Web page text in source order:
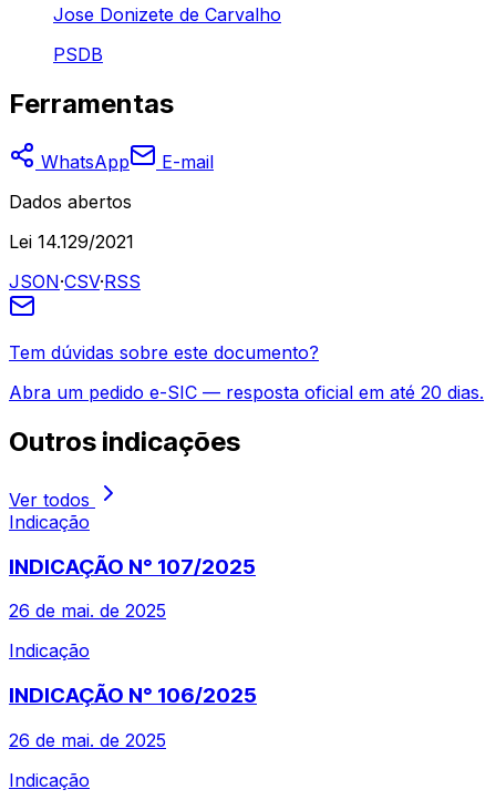
Jose Donizete de Carvalho
PSDB
Ferramentas
WhatsApp
E-mail
Dados abertos
Lei 14.129/2021
JSON·CSV·RSS
Tem dúvidas sobre este documento?
Abra um pedido e-SIC — resposta oficial em até 20 dias.
Outros indicações
Ver todos
Indicação
INDICAÇÃO N° 107/2025
26 de mai. de 2025
Indicação
INDICAÇÃO N° 106/2025
26 de mai. de 2025
Indicação